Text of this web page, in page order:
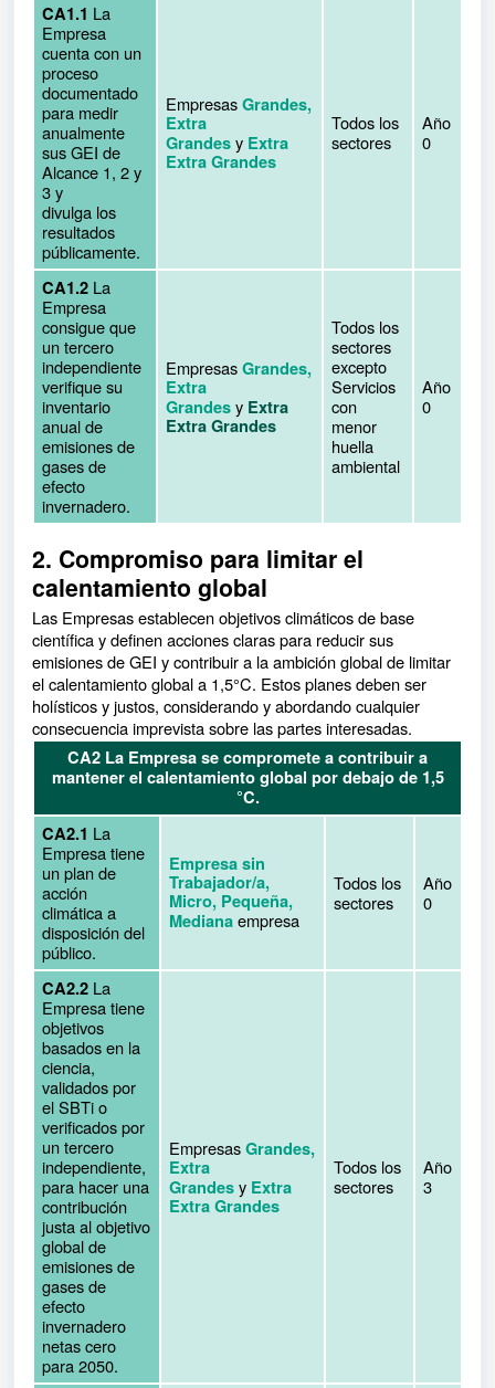
CA1.1 La
Empresa
cuenta con un
proceso
documentado
para medir
anualmente
sus GEI de
Alcance 1, 2 y
3 y
divulga los
resultados
públicamente.
EmpresasGrandes,
Extra
Grandesy Extra
Extra Grandes
Todos los
sectores
Año
0
CA1.2 La
Empresa
consigue que
un tercero
independiente
verifique su
inventario
anual de
emisiones de
gases de
efecto
invernadero.
EmpresasGrandes,
Extra
Grandesy Extra
Extra Grandes
Todos los
sectores
excepto
Servicios
con
menor
huella
ambiental
Año
0
2. Compromiso para limitar el
calentamiento global
Las Empresas establecen objetivos climáticos de base
científica y definen acciones claras para reducir sus
emisiones de GEI y contribuir a la ambición global de limitar
el calentamiento global a 1,5°C. Estos planes deben ser
holísticos y justos, considerando y abordando cualquier
consecuencia imprevista sobre las partes interesadas.
CA2 La Empresa se compromete a contribuir a
mantener el calentamiento global por debajo de 1,5
°C.
CA2.1 La
Empresa tiene
un plan de
acción
climática a
disposición del
público.
Empresa sin
Trabajador/a,
Micro, Pequeña,
Medianaempresa
Todos los
sectores
Año
0
CA2.2 La
Empresa tiene
objetivos
basados en la
ciencia,
validados por
el SBTi o
verificados por
un tercero
independiente,
para hacer una
contribución
justa al objetivo
global de
emisiones de
gases de
efecto
invernadero
netas cero
para 2050.
EmpresasGrandes,
Extra
Grandesy Extra
Extra Grandes
Todos los
sectores
Año
3